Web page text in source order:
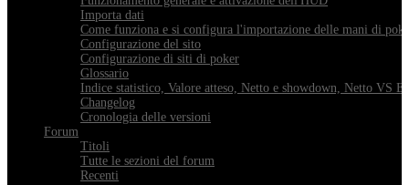
Importa dati
Come funziona e si configura l'importazione delle mani di
Configurazione del sito
Configurazione di siti di poker
Glossario
Indice statistico, Valore atteso, Netto e showdown, Netto VS
Changelog
Cronologia delle versioni
Forum
Titoli
Tutte le sezioni del forum
Recenti